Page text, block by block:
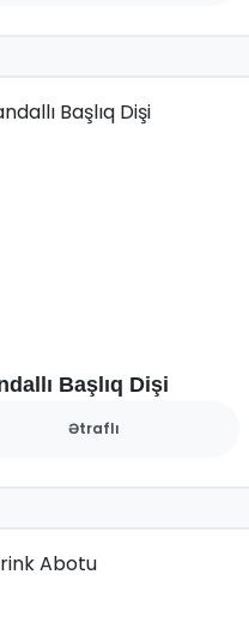
Başlıq Dişi
Ətraflı